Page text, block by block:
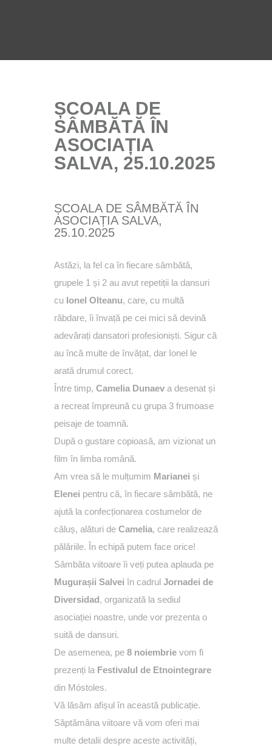
ȘCOALA DE
SÂMBĂTĂ ÎN
ASOCIAȚIA
SALVA, 25.10.2025
ȘCOALA DE SÂMBĂTĂ ÎN
ASOCIAȚIA SALVA,
25.10.2025
Astăzi, la fel ca în fiecare sâmbătă,
grupele 1 și 2 au avut repetiții la dansuri
cu Ionel Olteanu, care, cu multă
răbdare, îi învață pe cei mici să devină
adevărați dansatori profesioniști. Sigur că
au încă multe de învățat, dar Ionel le
arată drumul corect.
Între timp, Camelia Dunaev a desenat și
a recreat împreună cu grupa 3 frumoase
peisaje de toamnă.
După o gustare copioasă, am vizionat un
film în limba română.
Am vrea să le mulțumim Marianei și
Elenei pentru că, în fiecare sâmbătă, ne
ajută la confecționarea costumelor de
căluș, alături de Camelia, care realizează
pălăriile. În echipă putem face orice!
Sâmbăta viitoare îi veți putea aplauda pe
Mugurașii Salvei în cadrul Jornadei de
Diversidad, organizată la sediul
asociației noastre, unde vor prezenta o
suită de dansuri.
De asemenea, pe 8 noiembrie vom fi
prezenți la Festivalul de Etnointegrare
din Móstoles.
Vă lăsăm afișul în această publicație.
Săptămâna viitoare vă vom oferi mai
multe detalii despre aceste activități,